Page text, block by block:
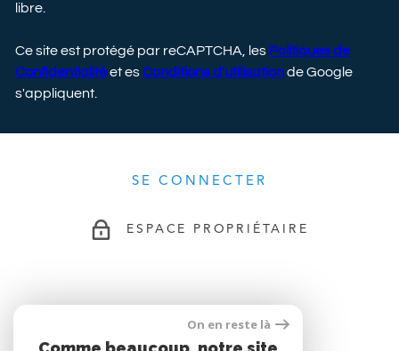
libre.
Ce site est protégé par reCAPTCHA, les Politiques de
Confidentialitéet esConditions d'utilisationde Google
s'appliquent.
SE CONNECTER
ESPACE PROPRIÉTAIRE
ADHÉRENTS
On en reste là